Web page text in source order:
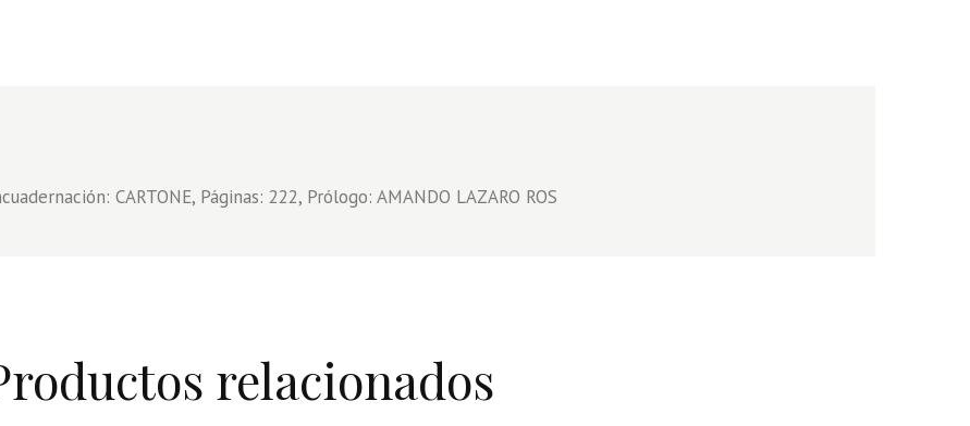
CARTONE, Páginas: 222, Prólogo: AMANDO LAZARO ROS
relacionados